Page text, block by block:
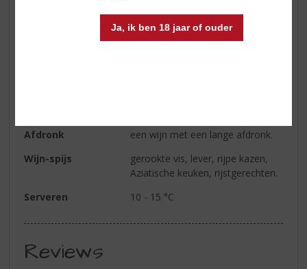
Ja, ik ben 18 jaar of ouder
de neus wordt gedomineerd door
Afdronk
een wijn met een lange afdronk.
Wijn-spijs
gerookte vis, lever, rijpe kazen,
Aziatische keuken, rijstgerechten.
Serveren
10 - 15 °C
Reviews